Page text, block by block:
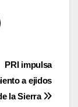
PRI impulsa
a ejidos
la Sierra